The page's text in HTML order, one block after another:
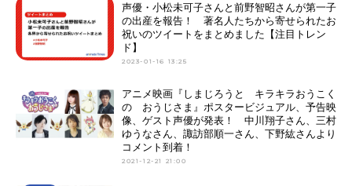
声優・小松未可子さんと前野智昭さんが第一子
の出産を報告！ 著名人たちから寄せられたお
祝いのツイートをまとめました【注目トレン
ド】
2023-01-16 13:25
アニメ映画『しまじろうと キラキラおうこく
の おうじさま』ポスタービジュアル、予告映
像、ゲスト声優が発表！ 中川翔子さん、三村
ゆうなさん、諏訪部順一さん、下野紘さんより
コメント到着！
2021-12-21 21:00